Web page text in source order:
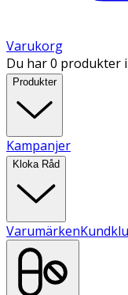
Varukorg
Du har 0 produkter
Produkter
Kampanjer
Kloka Råd
Varumärken